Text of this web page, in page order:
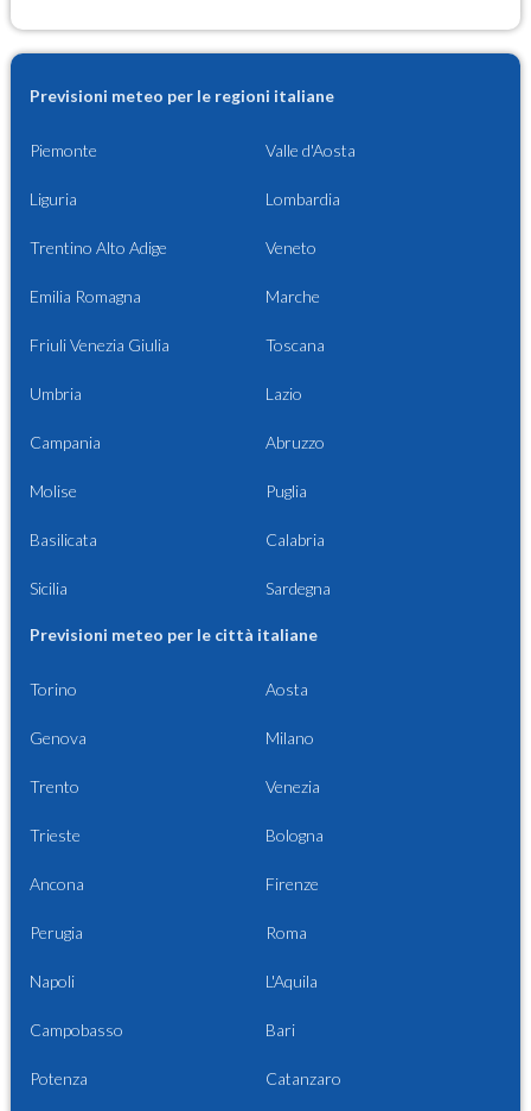
Previsioni meteo per le regioni italiane
Piemonte Valle d'Aosta
Liguria Lombardia
Trentino Alto Adige Veneto
Emilia Romagna Marche
Friuli Venezia Giulia Toscana
Umbria Lazio
Campania Abruzzo
Molise Puglia
Basilicata Calabria
Sicilia Sardegna
Previsioni meteo per le città italiane
Torino Aosta
Genova Milano
Trento Venezia
Trieste Bologna
Ancona Firenze
Perugia Roma
Napoli L'Aquila
Campobasso Bari
Potenza Catanzaro